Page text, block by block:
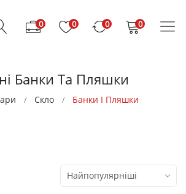
0 0 0 0
Банки Та Пляшки
Скло Банки І Пляшки
Найпопулярніші